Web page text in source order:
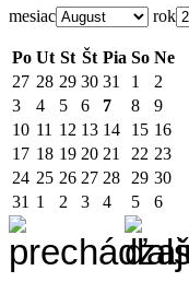
mesiac rok
Po Ut St Št Pia So Ne
27 28 29 30 31 1
2
3
4 5 6 7 8
9
10 11 12 13 14 15 16
17 18 19 20 21 22 23
24 25 26 27 28 29 30
31 1 2 3 4 5 6